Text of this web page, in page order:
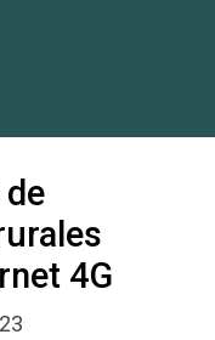
4G